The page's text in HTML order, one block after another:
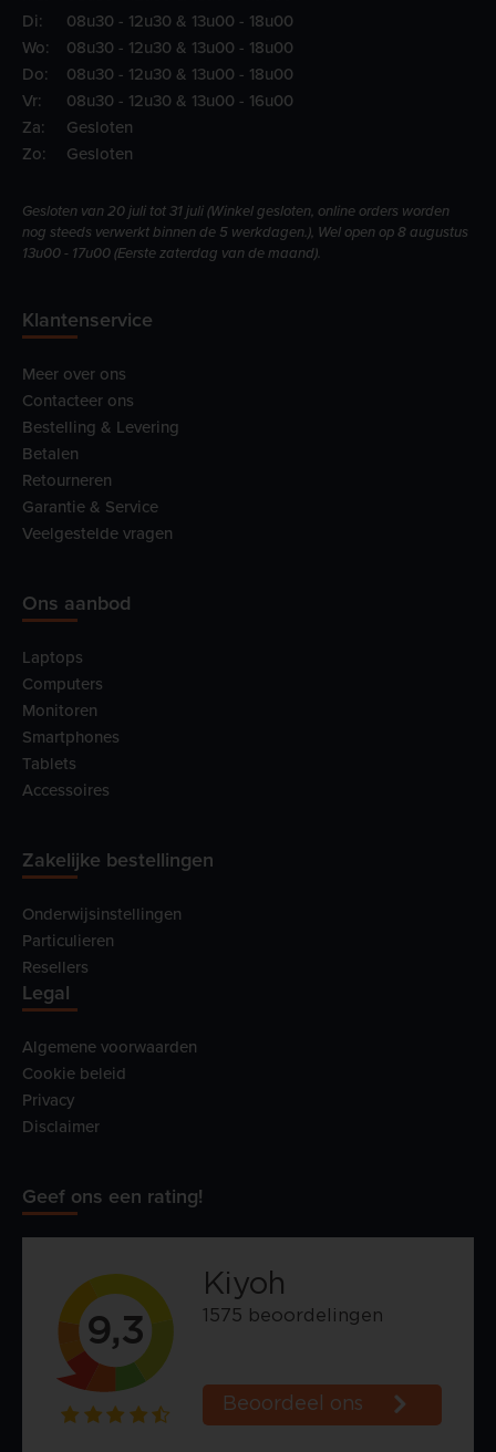
Di:
08u30 - 12u30 & 13u00 - 18u00
Wo:
08u30 - 12u30 & 13u00 - 18u00
Do:
08u30 - 12u30 & 13u00 - 18u00
Vr:
08u30 - 12u30 & 13u00 - 16u00
Za:
Gesloten
Zo:
Gesloten
Gesloten van 20 juli tot 31 juli (Winkel gesloten, online orders worden
nog steeds verwerkt binnen de 5 werkdagen.), Wel open op 8 augustus
13u00 - 17u00 (Eerste zaterdag van de maand).
Klantenservice
Meer over ons
Contacteer ons
Bestelling & Levering
Betalen
Retourneren
Garantie & Service
Veelgestelde vragen
Ons aanbod
Laptops
Computers
Monitoren
Smartphones
Tablets
Accessoires
Zakelijke bestellingen
Onderwijsinstellingen
Particulieren
Resellers
Legal
Algemene voorwaarden
Cookie beleid
Privacy
Disclaimer
Geef ons een rating!